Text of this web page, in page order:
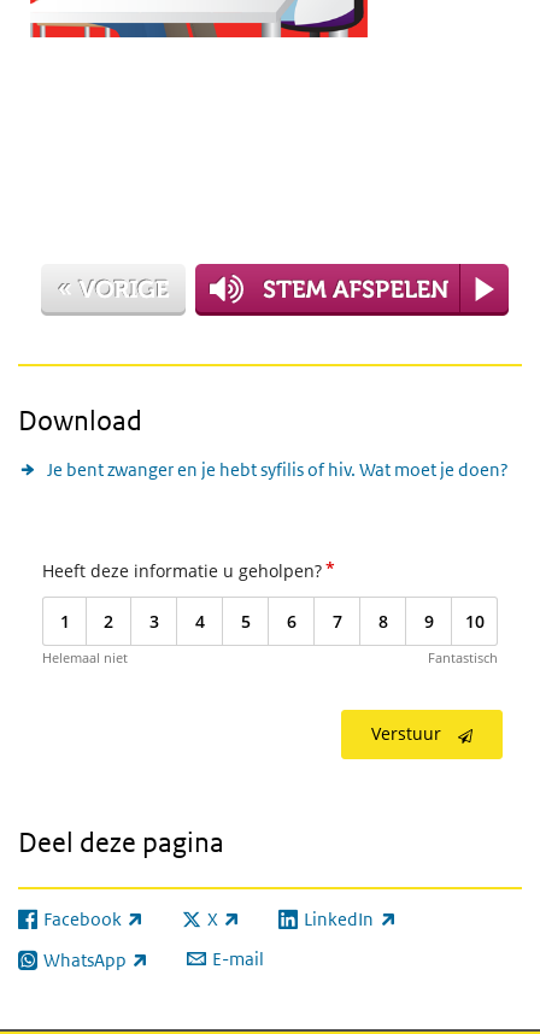
Download
Je bent zwanger en je hebt syfilis of hiv. Wat moet je doen?
Heeft deze informatie u geholpen?*
1 2 3 4 5 6 7 8 9 10
Helemaal niet Fantastisch
Verstuur
Deel deze pagina
Facebook
(externe link) X
(externe link) LinkedIn
(externe link)
WhatsApp
(externe link) E-mail